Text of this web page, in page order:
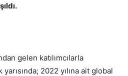
gelen katılımcılarla
2022 yılına ait global